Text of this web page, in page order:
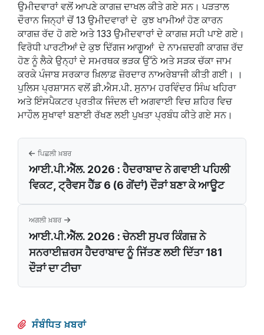
ਉਮੀਦਵਾਰਾਂ ਵਲੋਂ ਆਪਣੇ ਕਾਗਜ਼ ਦਾਖਲ ਕੀਤੇ ਗਏ ਸਨ। ਪੜਤਾਲ
ਦੌਰਾਨ ਜਿਨ੍ਹਾਂ ਚੋਂ 13 ਉਮੀਦਵਾਰਾਂ ਦੇ ਕੁਝ ਖਾਮੀਆਂ ਹੋਣ ਕਾਰਨ
ਕਾਗਜ਼ ਰੱਦ ਹੋ ਗਏ ਅਤੇ 133 ਉਮੀਦਵਾਰਾਂ ਦੇ ਕਾਗਜ਼ ਸਹੀ ਪਾਏ ਗਏ।
ਵਿਰੋਧੀ ਪਾਰਟੀਆਂ ਦੇ ਕੁਝ ਦਿੱਗਜ ਆਗੂਆਂ ਦੇ ਨਾਮਜ਼ਦਗੀ ਕਾਗਜ਼ ਰੱਦ
ਹੋਣ ਨੂੰ ਲੈਕੇ ਉਨ੍ਹਾਂ ਦੇ ਸਮਰਥਕ ਭੜਕ ਉੱਠੇ ਅਤੇ ਸੜਕ ਚੱਕਾ ਜਾਮ
ਕਰਕੇ ਪੰਜਾਬ ਸਰਕਾਰ ਖ਼ਿਲਾਫ਼ ਜ਼ੋਰਦਾਰ ਨਾਅਰੇਬਾਜੀ ਕੀਤੀ ਗਈ। ।
ਪੁਲਿਸ ਪ੍ਰਸ਼ਾਸਨ ਵਲੋਂ ਡੀ.ਐਸ.ਪੀ. ਸੁਨਾਮ ਹਰਵਿੰਦਰ ਸਿੰਘ ਖਹਿਰਾ
ਅਤੇ ਇੰਸਪੈਕਟਰ ਪ੍ਰਤੀਕ ਜਿੰਦਲ ਦੀ ਅਗਵਾਈ ਵਿਚ ਸ਼ਹਿਰ ਵਿਚ
ਮਾਹੌਲ ਸੁਖਾਵਾਂ ਬਣਾਈ ਰੱਖਣ ਲਈ ਪੁਖਤਾ ਪ੍ਰਬੰਧ ਕੀਤੇ ਗਏ ਸਨ।
ਪਿਛਲੀ ਖ਼ਬਰ
ਆਈ.ਪੀ.ਐੱਲ. 2026 : ਹੈਦਰਾਬਾਦ ਨੇ ਗਵਾਈ ਪਹਿਲੀ
ਵਿਕਟ, ਟ੍ਰੈਵਸ ਹੈੱਡ 6 (6 ਗੇਂਦਾਂ) ਦੌੜਾਂ ਬਣਾ ਕੇ ਆਊਟ
ਅਗਲੀ ਖ਼ਬਰ
ਆਈ.ਪੀ.ਐੱਲ. 2026 : ਚੇਨਈ ਸੁਪਰ ਕਿੰਗਜ਼ ਨੇ
ਸਨਰਾਈਜ਼ਰਸ ਹੈਦਰਾਬਾਦ ਨੂੰ ਜਿੱਤਣ ਲਈ ਦਿੱਤਾ 181
ਦੌੜਾਂ ਦਾ ਟੀਚਾ
ਸੰਬੰਧਿਤ ਖ਼ਬਰਾਂ